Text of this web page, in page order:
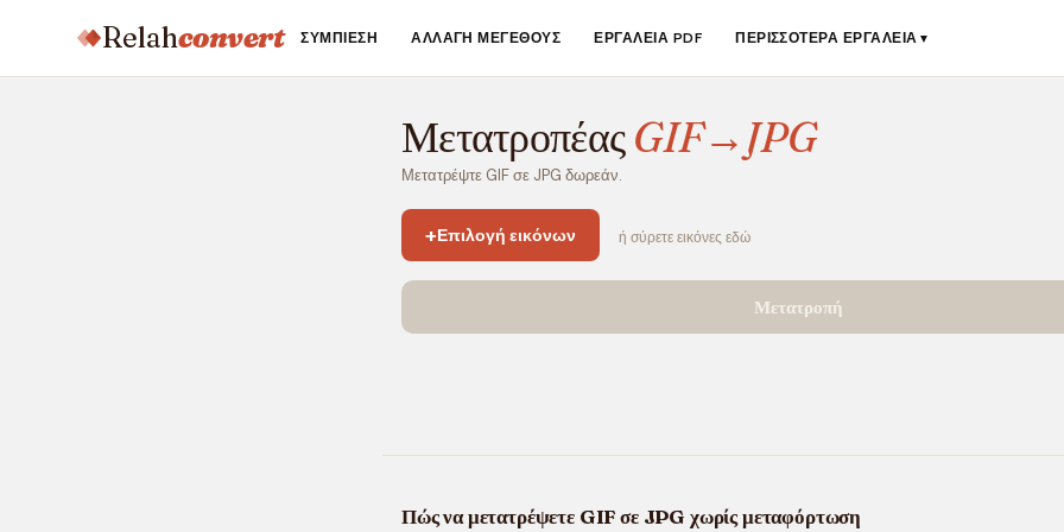
Relahconvert ΣΥΜΠΊΕΣΗ ΑΛΛΑΓΉ ΜΕΓΈΘΟΥΣ ΕΡΓΑΛΕΊΑ PDF ΠΕΡΙΣΣΌΤΕΡΑ ΕΡΓΑΛΕΊΑ ▼
ΜετατροπέαςGIF→JPG
Μετατρέψτε GIF σε JPG δωρεάν.
+Επιλογή εικόνων ή σύρετε εικόνες εδώ
Μετατροπή
Πώς να μετατρέψετε GIF σε JPG χωρίς μεταφόρτωση